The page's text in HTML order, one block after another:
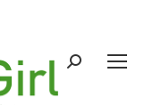
Search: